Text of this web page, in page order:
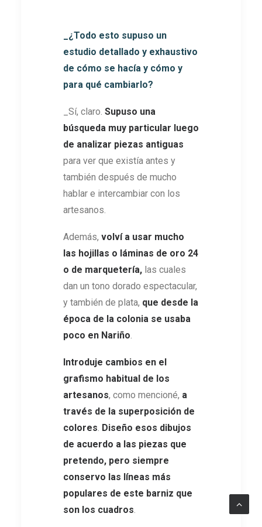
_¿Todo esto supuso un
estudio detallado y exhaustivo
de cómo se hacía y cómo y
para qué cambiarlo?
_Sí, claro. Supuso una
búsqueda muy particular luego
de analizar piezas antiguas
para ver que existía antes y
también después de mucho
hablar e intercambiar con los
artesanos.
Además, volví a usar mucho
las hojillas o láminas de oro 24
o de marquetería, las cuales
dan un tono dorado espectacular,
y también de plata, que desde la
época de la colonia se usaba
poco en Nariño
Introduje cambios en el
grafismo habitual de los
artesanos, como mencioné, a
través de la superposición de
colores Diseño esos dibujos
de acuerdo a las piezas que
pretendo, pero siempre
conservo las líneas más
populares de este barniz que
son los cuadros